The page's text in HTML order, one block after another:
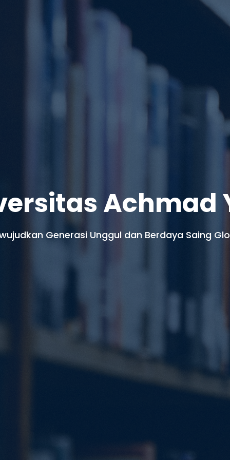
Achmad
Generasi Unggul dan Berdaya Saing